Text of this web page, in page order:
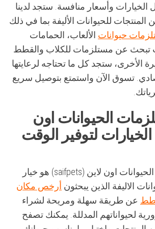
وأسعار منافسة. ستجد لدينا
للحيوانات الأليفة بما في ذلك
حيوانات الألعاب، الحمامات
تبحث عن مستلزمات للكلاب والقطط
الأخرى، ستجد كل ما تحتاجه لرعايتها
تسوق الآن واستمتع بتوصيل سريع
الحيوانات اون
لتوفير الوقت
تسوق مستلزمات الحيوانات اون لاين (saifpets) هو خيار
الاليفة الذين يبحثون أرخص مكان
عن طريقة سهلة ومريحة لشراء
لحيواناتهم المدللة. يمكنك تصفح